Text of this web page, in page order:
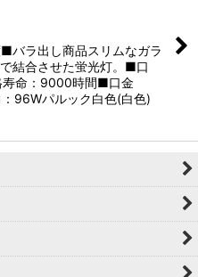
バラ出し商品スリムなガラ
結合させた蛍光灯。■口
命：9000時間■口金
96Wパルック白色(白色)